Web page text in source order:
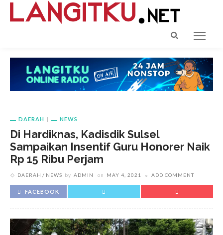
DAERAH NEWS
Di Hardiknas, Kadisdik Sulsel
Sampaikan Insentif Guru Honorer Naik
Rp 15 Ribu Perjam
DAERAH NEWS by ADMIN on MAY 4, 2021 ADD COMMENT
FACEBOOK